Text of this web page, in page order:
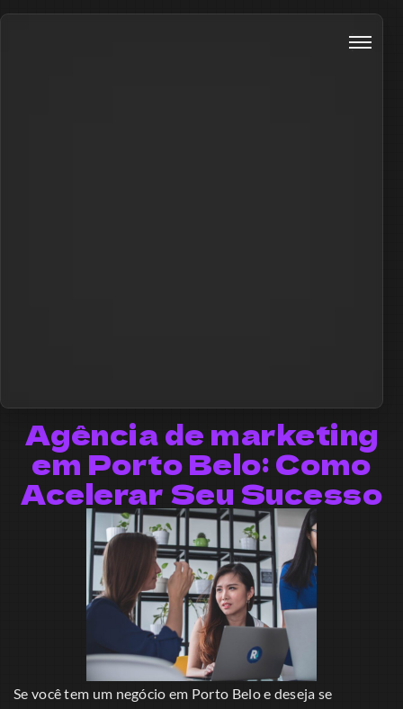
Agência de marketing
em Porto Belo: Como
Acelerar Seu Sucesso
Se você tem um negócio em Porto Belo e deseja se